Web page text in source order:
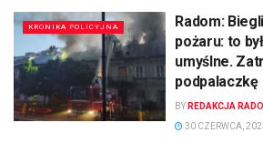
KRONIKA POLICYJNA
Radom:
pożaru: to
umyślne.
podpalaczkę
BY REDAKCJA
30 CZERWCA,